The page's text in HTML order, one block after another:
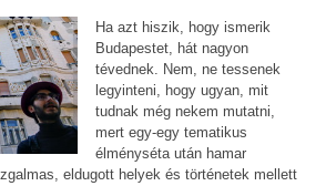
Ha azt hiszik, hogy ismerik
Budapestet, hát nagyon
tévednek. Nem, ne tessenek
legyinteni, hogy ugyan, mit
tudnak még nekem mutatni,
mert egy-egy tematikus
élményséta után hamar
eldugott helyek és történetek mellett